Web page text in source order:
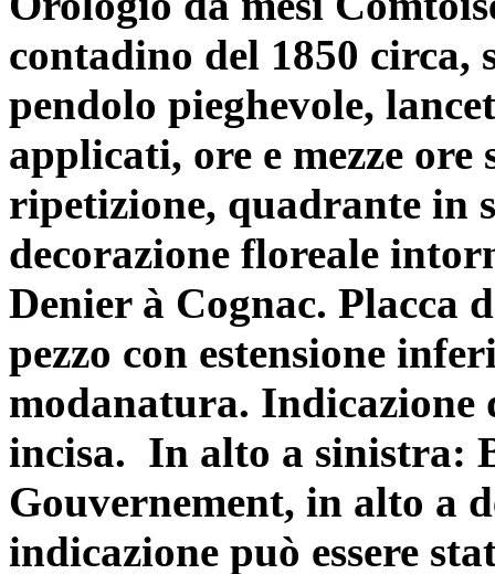
contadino del 1850 circa,
pendolo pieghevole,
applicati, ore e mezze
ripetizione, quadrante in
decorazione floreale
Denier à Cognac. Placca
pezzo con estensione
modanatura. Indicazione
incisa. In alto a sinistra:
Gouvernement, in alto a
indicazione può essere